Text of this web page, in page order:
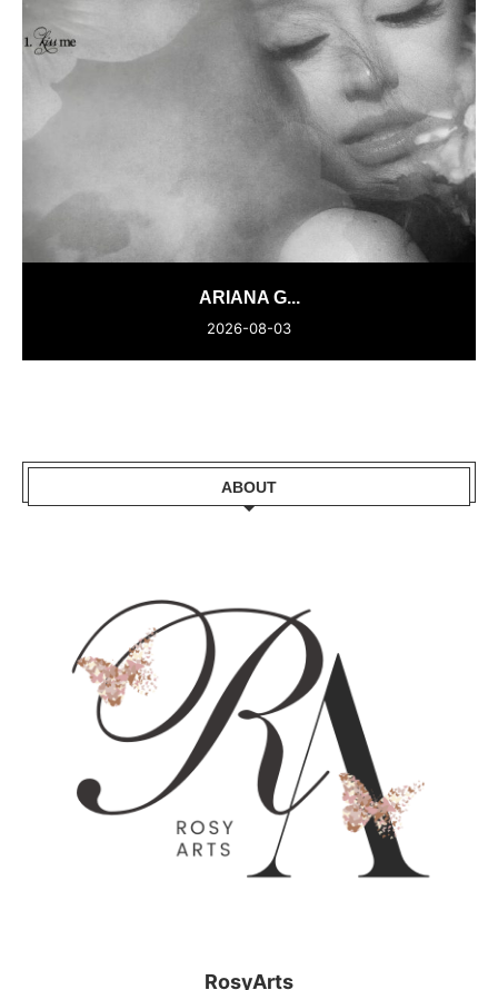
ARIANA G...
2026-08-03
ABOUT
RosyArts